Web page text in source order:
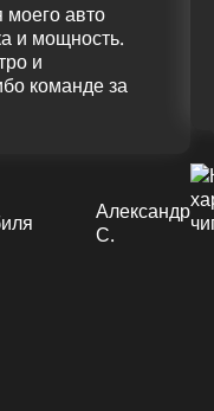
моего авто
и мощность.
и
команде за
Александр
С.